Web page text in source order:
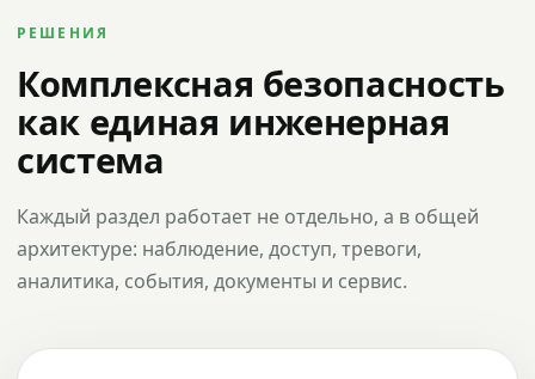
РЕШЕНИЯ
Комплексная безопасность
как единая инженерная
система
Каждый раздел работает не отдельно, а в общей
архитектуре: наблюдение, доступ, тревоги,
аналитика, события, документы и сервис.